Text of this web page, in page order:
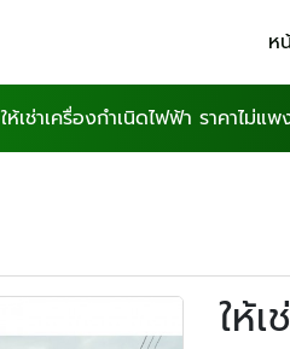
ห
ให้เช่าเครื่องกำเนิดไฟฟ้า ราคาไม่แพ
ให้